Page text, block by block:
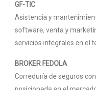
GF-TIC
Asistencia y
software, venta y
servicios integrales en el
BROKER FEDOLA
Correduría de seguros